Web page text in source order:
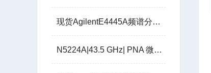
现货AgilentE4445A频谱分析仪3Hz-13.2G
N5224A|43.5 GHz| PNA 微波网络分析仪